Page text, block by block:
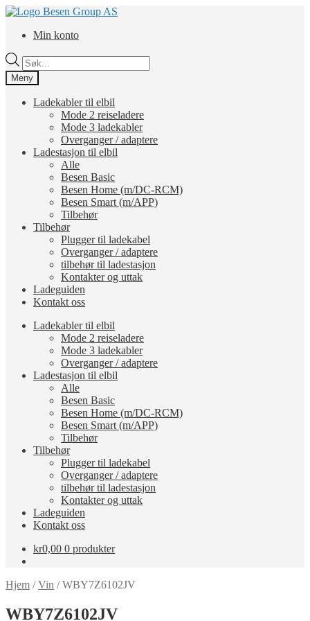
Hopp
navigasjon
Hopp
innholdMin konto
Products
search
Meny
Ladekabler til elbil
Mode 2 reiseladere
Mode 3 ladekabler
Overganger / adaptere
Ladestasjon til elbil
Alle
Besen Basic
Besen Home (m/DC-RCM)
Besen Smart (m/APP)
Tilbehør
Tilbehør
Plugger til ladekabel
Overganger / adaptere
tilbehør til ladestasjon
Kontakter og uttak
Ladeguiden
Kontakt oss
Ladekabler til elbil
Mode 2 reiseladere
Mode 3 ladekabler
Overganger / adaptere
Ladestasjon til elbil
Alle
Besen Basic
Besen Home (m/DC-RCM)
Besen Smart (m/APP)
Tilbehør
Tilbehør
Plugger til ladekabel
Overganger / adaptere
tilbehør til ladestasjon
Kontakter og uttak
Ladeguiden
Kontakt oss
kr0,00 0 produkter
Hjem /Vin /WBY7Z6102JV
WBY7Z6102JV